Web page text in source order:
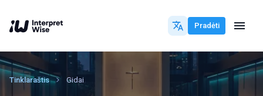
Pradėti
Tinklaraštis Gidai